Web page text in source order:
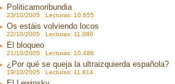
Politicamoribundia
23/10/2005 Lecturas: 10.655
Os estáis volviendo locos
22/10/2005 Lecturas: 11.086
El bloqueo
21/10/2005 Lecturas: 10.486
¿Por qué se queja la ultraizquierda española?
19/10/2005 Lecturas: 11.814